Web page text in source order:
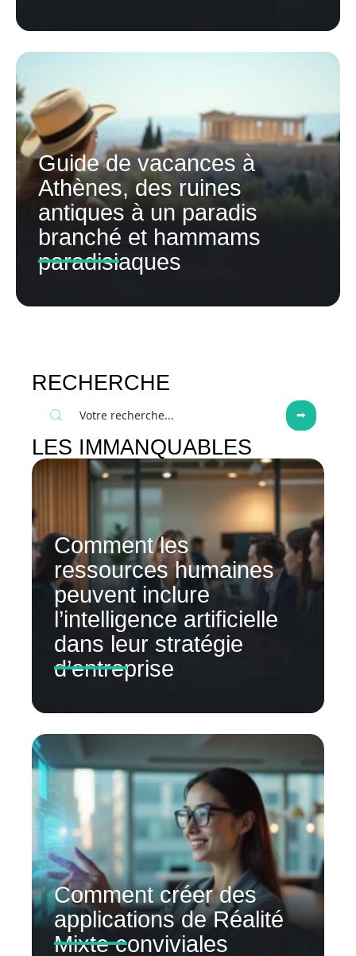
Guide de vacances à
Athènes, des ruines
antiques à un paradis
branché et hammams
paradisiaques
RECHERCHE
LES IMMANQUABLES
Comment les
ressources humaines
peuvent inclure
l’intelligence artificielle
dans leur stratégie
d’entreprise
Comment créer des
applications de Réalité
Mixte conviviales